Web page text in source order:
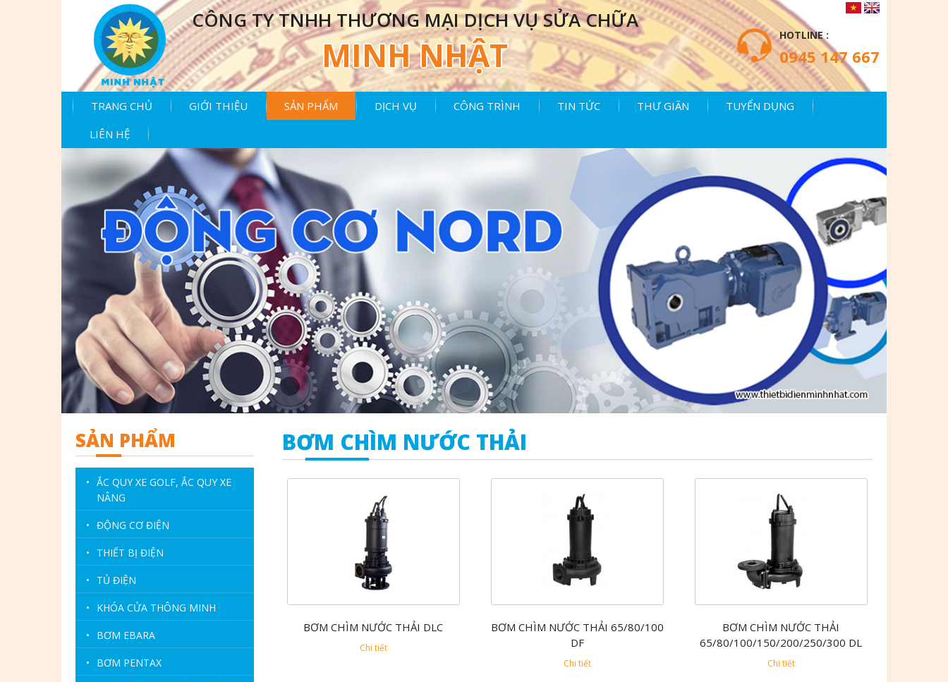
CÔNG TY TNHH THƯƠNG MẠI DỊCH VỤ SỬA CHỮA
MINH NHẬT HOTLINE :
0945 147 667
TRANG CHỦ GIỚI THIỆU SẢN PHẨM DỊCH VỤ CÔNG TRÌNH TIN TỨC THƯ GIÃN
TUYỂN DỤNG
LIÊN HỆ
SẢN PHẨM
• ẮC QUY XE GOLF, ẮC QUY XE
NÂNG
• ĐỘNG CƠ ĐIỆN
• THIẾT BỊ ĐIỆN
• TỦ ĐIỆN
• KHÓA CỬA THÔNG MINH
• BƠM EBARA
• BƠM PENTAX
BƠM CHÌM NƯỚC THẢI
BƠM CHÌM NƯỚC THẢI DLC
Chi tiết
BƠM CHÌM NƯỚC THẢI 65/80/100
DF
Chi tiết
BƠM CHÌM NƯỚC THẢI
65/80/100/150/200/250/300 DL
Chi tiết